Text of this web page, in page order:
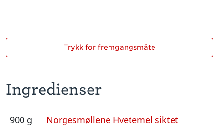
Ingredienser
900 g
Norgesmøllene Hvetemel siktet
Trykk for fremgangsmåte